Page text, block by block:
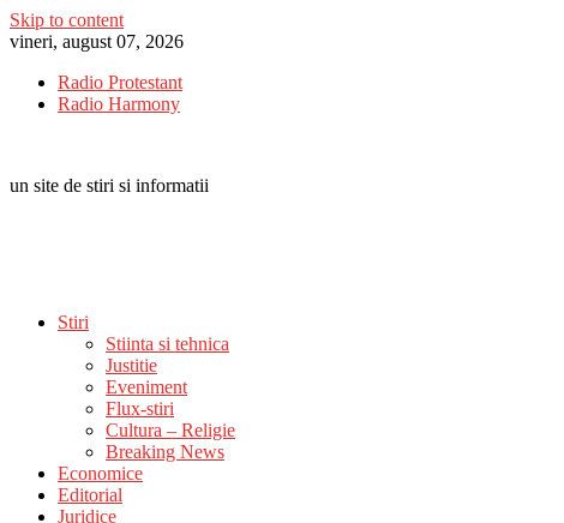
Skip to content
vineri, august 07, 2026
Radio Protestant
Radio Harmony
un site de stiri si informatii
Stiri
Stiinta si tehnica
Justitie
Eveniment
Flux-stiri
Cultura – Religie
Breaking News
Economice
Editorial
Juridice